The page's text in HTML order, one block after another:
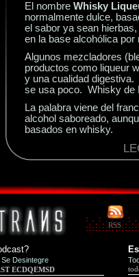
El nombre Whisky
normalmente dulce,
el sabor ya sean
en la base alcohólica
Algunos mezcladores
productos como liqueur
y una cualidad
se usa poco. Whisky de
La palabra viene del
alcohol saboreado,
basados en whisky.
RSS
Desintegre
ECDQEMSD